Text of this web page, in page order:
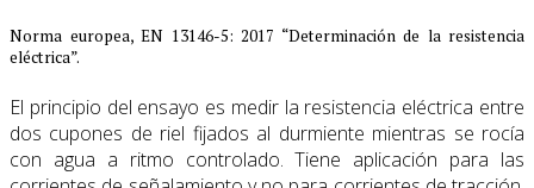
Norma europea, EN 13146-5: 2017 “Determinación de la resistencia
eléctrica”.
El principio del ensayo es medir la resistencia eléctrica entre
dos cupones de riel fijados al durmiente mientras se rocía
con agua a ritmo controlado. Tiene aplicación para las